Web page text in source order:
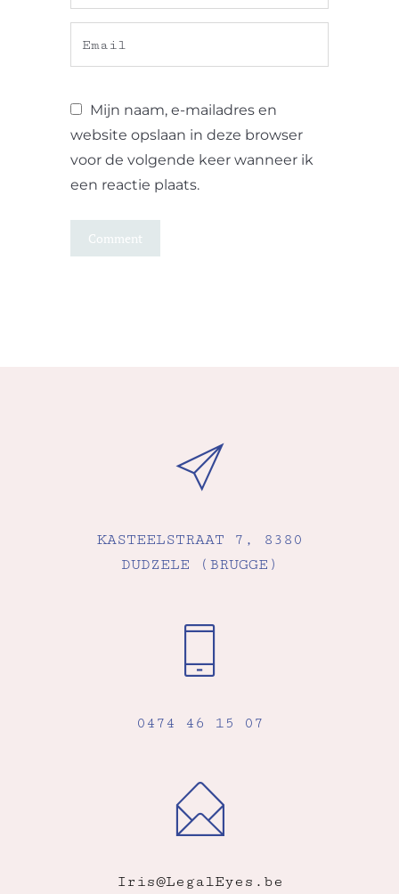
Mijn naam, e-mailadres en
website opslaan in deze browser
voor de volgende keer wanneer ik
een reactie plaats.
KASTEELSTRAAT 7, 8380
DUDZELE (BRUGGE)
0474 46 15 07
Iris@LegalEyes.be